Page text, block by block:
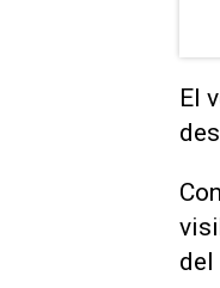
El
del